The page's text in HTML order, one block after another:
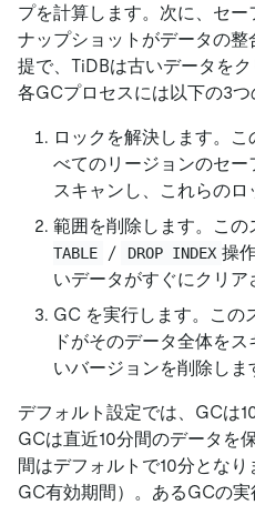
プを計算します。次に、セ
ナップショットがデータの
提で、TiDBは古いデータをク
各GCプロセスには以下の3つ
ロックを解決します。
べてのリージョンのセ
スキャンし、これらのロ
範囲を削除します。この
TABLE
/ DROP INDEX 操
いデータがすぐにクリア
GC を実行します。この
ドがそのデータ全体を
いバージョンを削除しま
デフォルト設定では、GCは
GCは直近10分間のデータを
間はデフォルトで10分とな
GC有効期間）。あるGCの